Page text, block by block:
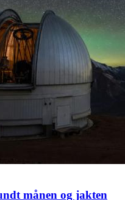
månen og jakten